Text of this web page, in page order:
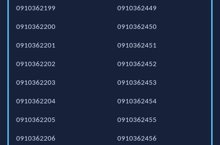
0910362199
0910362200
0910362201
0910362202
0910362203
0910362204
0910362205
0910362206
0910362449
0910362450
0910362451
0910362452
0910362453
0910362454
0910362455
0910362456